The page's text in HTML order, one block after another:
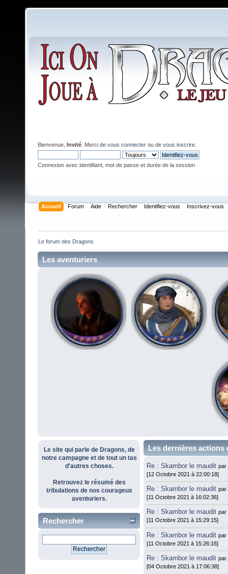
Bienvenue, Invité . Merci de vous connecter ou de vous inscrire
Connexion avec identifiant, mot de passe et durée de la session
Accueil Forum Aide Rechercher Identifiez-vous Inscrivez-vous
Le forum des Dragons
Les aventuriers
Le site qui parle de Dragons, de
notre campagne et de tout un tas
d'autres choses.
Retrouvez le résumé des
tribulations de nos courageux
aventuriers.
Rechercher
Les dernières actions
Re : Skambor le maudit par
[12 Octobre 2021 à 22:00:18]
Re : Skambor le maudit par
[11 Octobre 2021 à 16:02:36]
Re : Skambor le maudit par
[11 Octobre 2021 à 15:29:15]
Re : Skambor le maudit par
[11 Octobre 2021 à 15:26:16]
Re : Skambor le maudit par
[04 Octobre 2021 à 17:06:38]